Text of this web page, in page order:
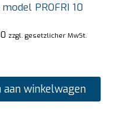
PROFRI 10
zzgl. gesetzlicher MwSt.
aan winkelwagen